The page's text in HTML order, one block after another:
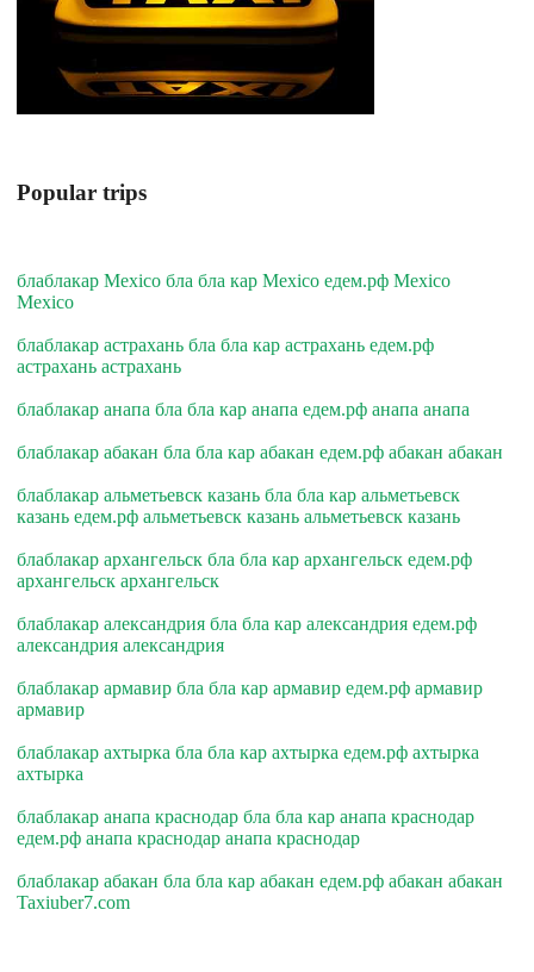
Popular trips
блаблакар Mexico бла бла кар Mexico едем.рф Mexico
Mexico
блаблакар астрахань бла бла кар астрахань едем.рф
астрахань астрахань
блаблакар анапа бла бла кар анапа едем.рф анапа анапа
блаблакар абакан бла бла кар абакан едем.рф абакан абакан
блаблакар альметьевск казань бла бла кар альметьевск
казань едем.рф альметьевск казань альметьевск казань
блаблакар архангельск бла бла кар архангельск едем.рф
архангельск архангельск
блаблакар александрия бла бла кар александрия едем.рф
александрия александрия
блаблакар армавир бла бла кар армавир едем.рф армавир
армавир
блаблакар ахтырка бла бла кар ахтырка едем.рф ахтырка
ахтырка
блаблакар анапа краснодар бла бла кар анапа краснодар
едем.рф анапа краснодар анапа краснодар
блаблакар абакан бла бла кар абакан едем.рф абакан абакан
Taxiuber7.com